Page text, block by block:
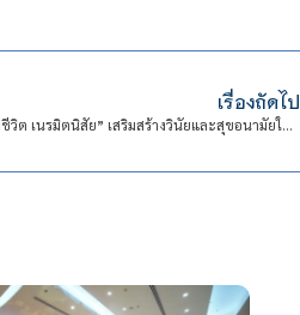
เรื่องถัดไป
หอพักนักเรียนนักศึกษา สจด. จัดกิจกรรม “5 ห้องชีวิต เนรมิตนิสัย” เสริมสร้างวินัยและสุขอนามัยในการใช้ชีวิตร่วมกัน